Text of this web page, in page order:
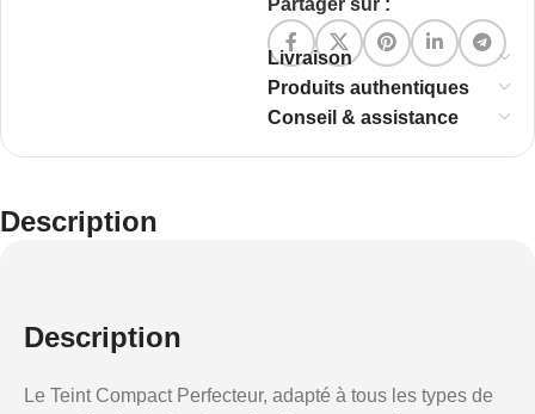
Partager sur :
Livraison
Produits authentiques
Conseil & assistance
Description
Description
Le Teint Compact Perfecteur, adapté à tous les types de